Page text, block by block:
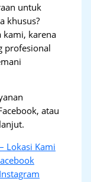
untuk
khusus?
kami, karena
profesional
atau
Lokasi Kami